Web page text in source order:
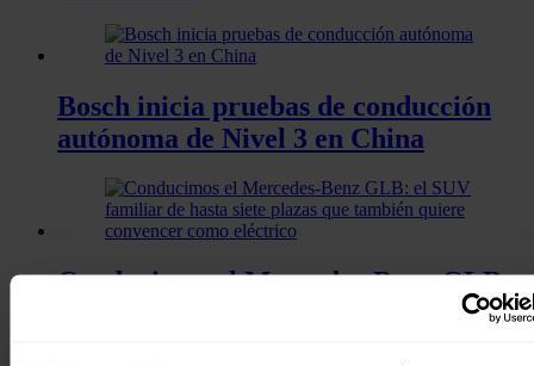
Bosch inicia pruebas de conducción
autónoma de Nivel 3 en China
Conducimos el Mercedes-Benz GLB:
el SUV familiar de hasta siete plazas